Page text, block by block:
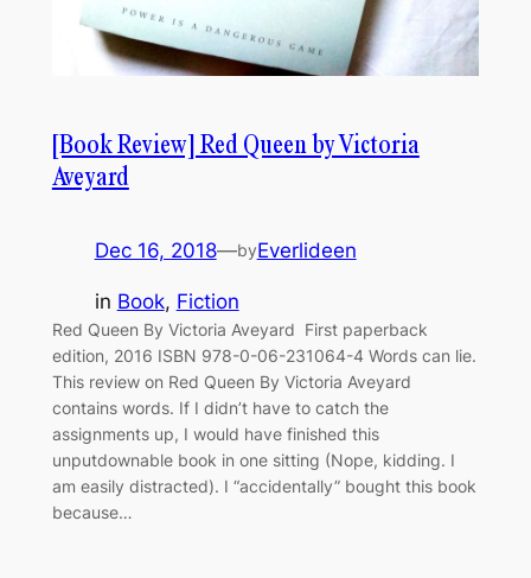
[Book Review] Red Queen by Victoria
Aveyard
Dec 16, 2018—byEverlideen
in Book, Fiction
Red Queen By Victoria Aveyard First paperback
edition, 2016 ISBN 978-0-06-231064-4 Words can lie.
This review on Red Queen By Victoria Aveyard
contains words. If I didn’t have to catch the
assignments up, I would have finished this
unputdownable book in one sitting (Nope, kidding. I
am easily distracted). I “accidentally” bought this book
because…